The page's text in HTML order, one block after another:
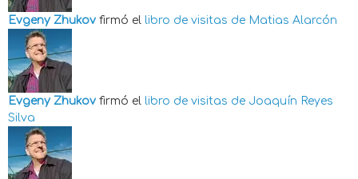
Evgeny Zhukov firmó el libro de visitas de Matias Alarcón
Evgeny Zhukov firmó el libro de visitas de Joaquín Reyes
Silva